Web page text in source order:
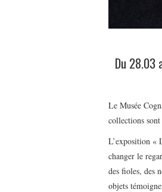
Du 28.03
Le Musée
collections
L’exposition «
changer le
des fioles, des
objets